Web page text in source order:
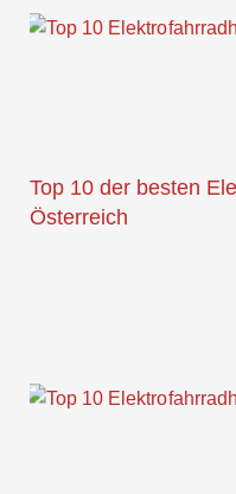
Top 10 der besten
Österreich